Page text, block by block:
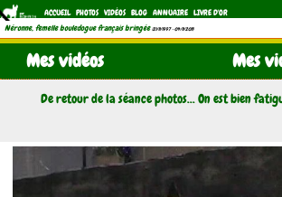
ACCUEIL PHOTOS VIDÉOS BLOG ANNUAIRE LIVRE D'OR
Néronne, femelle bouledogue français bringée (21/11/1997 - 04/11/2011)
Mes vidéos Mes
De retour de la séance photos... On est bien